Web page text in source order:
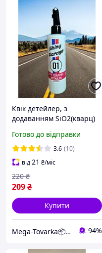
Квік детейлер, з
додаванням SiO2(кварц)
Detailer 250 мл
Готово до відправки
3.6 (10)
від21 ₴/міс
209₴
220 ₴
Купити
Mega-Tovarka📦💙💛 94%